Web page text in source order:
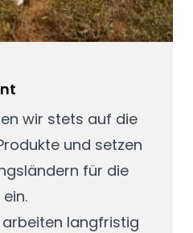
wir stets auf die
und setzen
für die
langfristig